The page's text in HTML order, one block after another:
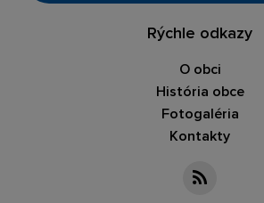
Rýchle odkazy
O obci
História obce
Fotogaléria
Kontakty